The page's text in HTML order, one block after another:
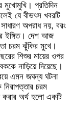
মুখোমুখি। প্রতিদিন
যে বীভৎস খবরটি
অপরাধ নয়, বরং
ইঙ্গিত। দেশ আজ
চরম ঝুঁকির মুখে।
শিশুর মায়ের ওপর
নাড়িয়ে দিয়েছে।
এমন জঘন্য ঘটনা
নিরাপত্তার চরম
করার অর্থ হলো একটি